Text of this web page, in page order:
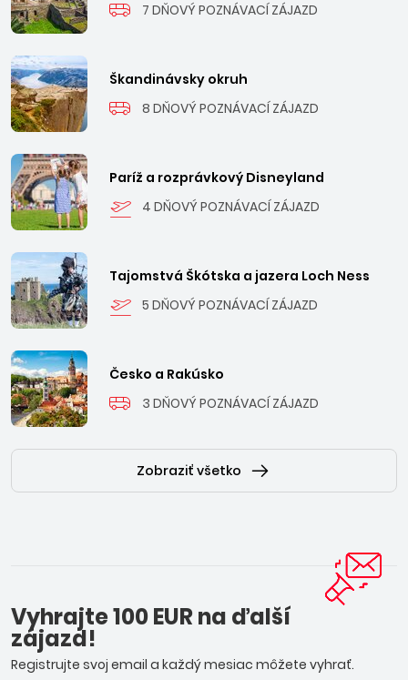
7 DŇOVÝ POZNÁVACÍ ZÁJAZD
Škandinávsky okruh
8 DŇOVÝ POZNÁVACÍ ZÁJAZD
Paríž a rozprávkový Disneyland
4 DŇOVÝ POZNÁVACÍ ZÁJAZD
Tajomstvá Škótska a jazera Loch Ness
5 DŇOVÝ POZNÁVACÍ ZÁJAZD
Česko a Rakúsko
3 DŇOVÝ POZNÁVACÍ ZÁJAZD
Zobraziť všetko
Vyhrajte 100 EUR na ďalší
zájazd!
Registrujte svoj email a každý mesiac môžete vyhrať.